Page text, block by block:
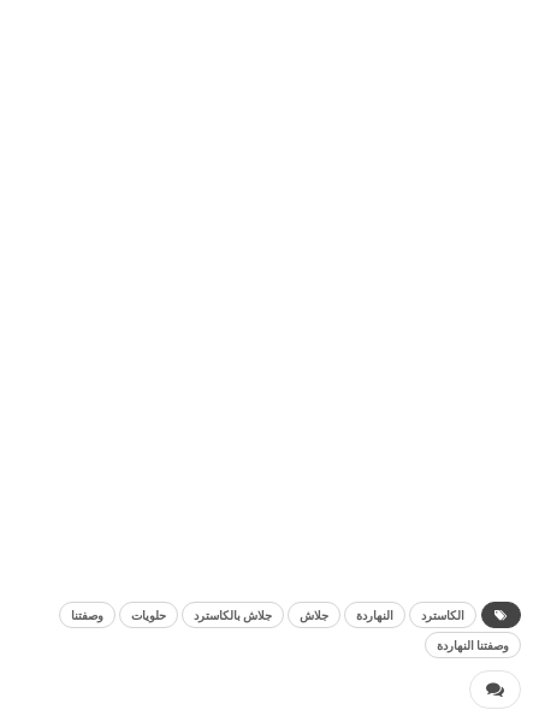
الكاسترد النهاردة جلاش جلاش بالكاسترد حلويات
وصفتنا
وصفتنا النهاردة